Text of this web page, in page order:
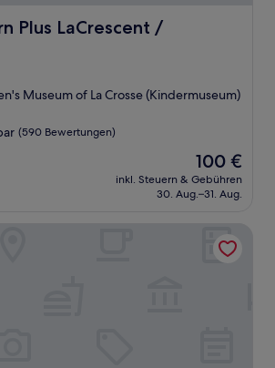
Plus LaCrescent /
LaCrescent / LaCrosse
Museum of La Crosse (Kindermuseum)
(590 Bewertungen)
Der
Preis
beträgt
100 €
inkl. Steuern & Gebühren
30. Aug.–31. Aug.
Bed and Breakfast Onalaska/La